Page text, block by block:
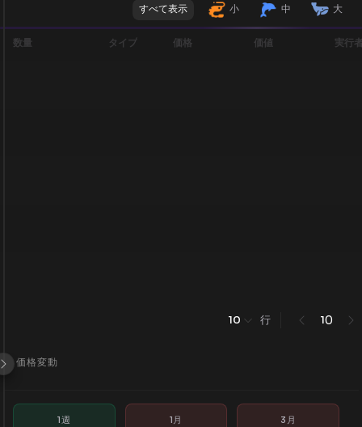
すべて表示 小 中 大
数量 タイプ 価格 価値 実行
10 行 10
価格変動
1週 1月 3月